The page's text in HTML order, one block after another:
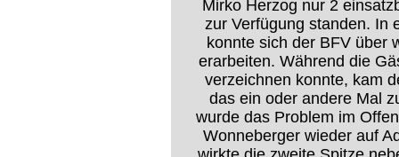
Mirko Herzog nur 2
zur Verfügung standen. In
konnte sich der BFV über
erarbeiten. Während die
verzeichnen konnte, kam
das ein oder andere Mal
wurde das Problem im
Wonneberger wieder auf